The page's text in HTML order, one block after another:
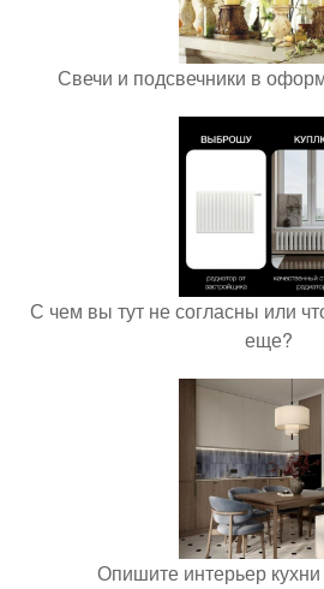
Свечи и подсвечники в
С чем вы тут не согласны или
еще?
Опишите интерьер